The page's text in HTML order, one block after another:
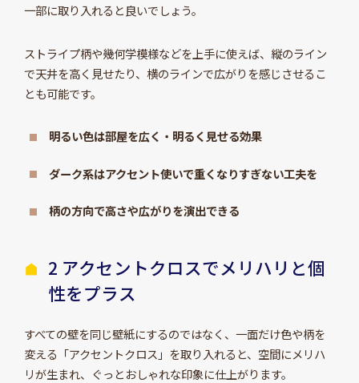
一部に取り入れると良いでしょう。
ストライプ柄や幾何学模様などを上手に使えば、縦のライン
で天井を高く見せたり、横のラインで広がりを感じさせるこ
とも可能です。
明るい色は部屋を広く・明るく見せる効果
ダーク系はアクセント使いで重くなりすぎない工夫を
柄の方向で高さや広がりを演出できる
2 アクセントクロスでメリハリと個
性をプラス
すべての壁を同じ壁紙にするのではなく、一面だけ色や柄を
変える「アクセントクロス」を取り入れると、空間にメリハ
リが生まれ、ぐっとおしゃれな印象に仕上がります。